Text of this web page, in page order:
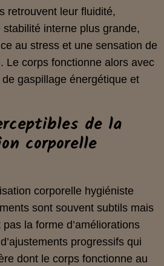
retrouvent leur fluidité,
stabilité interne plus grande,
au stress et une sensation de
Le corps fonctionne alors avec
de gaspillage énergétique et
de la
corporelle
corporelle hygiéniste
sont souvent subtils mais
la forme d’améliorations
progressifs qui
dont le corps fonctionne au